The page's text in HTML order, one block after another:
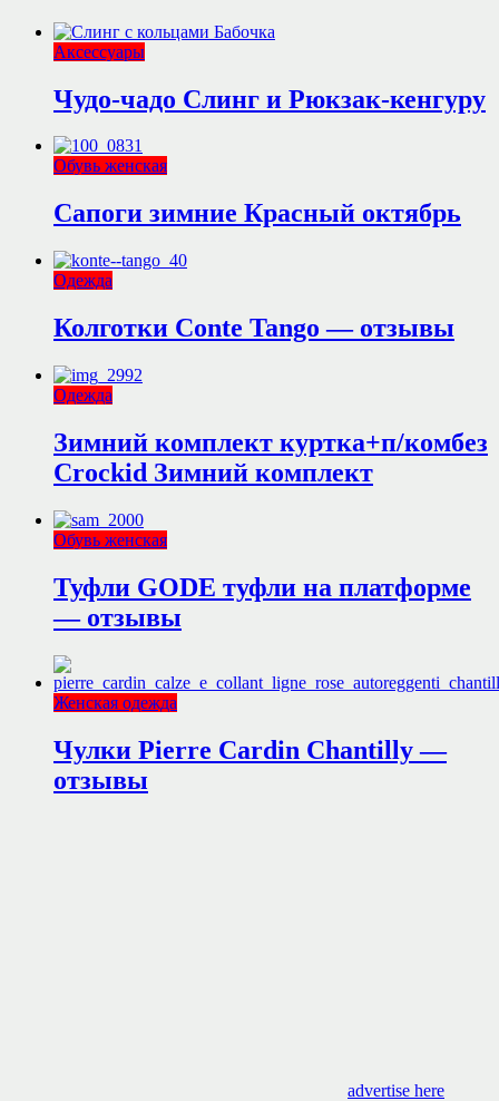
Аксессуары
Чудо-чадо Слинг и Рюкзак-кенгуру
Обувь женская
Сапоги зимние Красный октябрь
Одежда
Колготки Conte Tango — отзывы
Одежда
Зимний комплект куртка+п/комбез
Crockid Зимний комплект
Обувь женская
Туфли GODE туфли на платформе
— отзывы
Женская одежда
Чулки Pierre Cardin Chantilly —
отзывы
advertise here